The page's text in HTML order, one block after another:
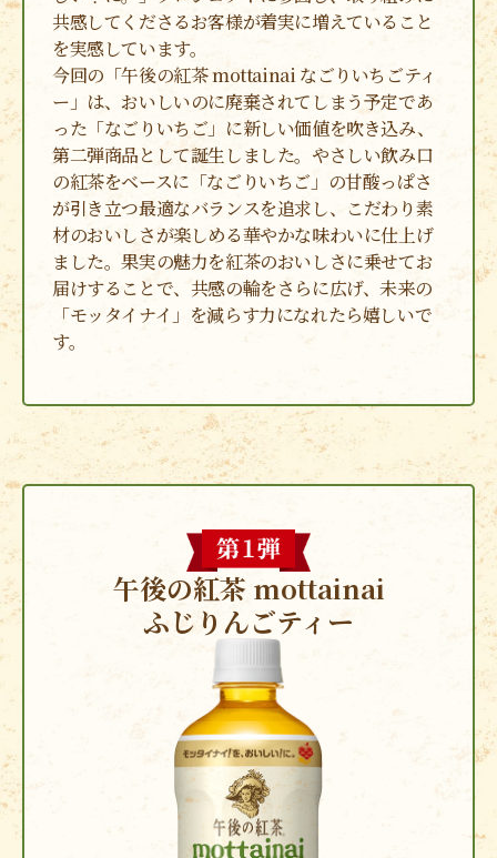
共感してくださるお客様が着実に増えていること
を実感しています。
今回の「午後の紅茶 mottainai なごりいちごティ
ー」は、おいしいのに廃棄されてしまう予定であ
った「なごりいちご」に新しい価値を吹き込み、
第二弾商品として誕生しました。やさしい飲み口
の紅茶をベースに「なごりいちご」の甘酸っぱさ
が引き立つ最適なバランスを追求し、こだわり素
材のおいしさが楽しめる華やかな味わいに仕上げ
ました。果実の魅力を紅茶のおいしさに乗せてお
届けすることで、共感の輪をさらに広げ、未来の
「モッタイナイ」を減らす力になれたら嬉しいで
す。
午後の紅茶 mottainai
ふじりんごティー